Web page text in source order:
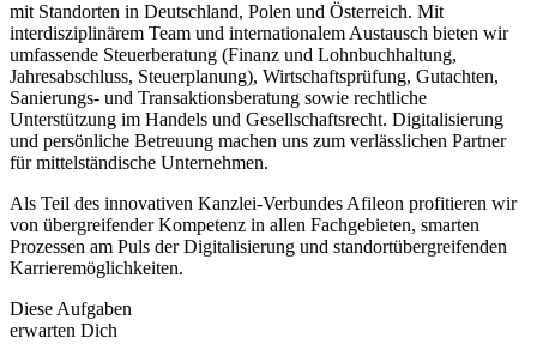
mit Standorten in Deutschland, Polen und Österreich. Mit
interdisziplinärem Team und internationalem Austausch bieten wir
umfassende Steuerberatung (Finanz und Lohnbuchhaltung,
Jahresabschluss, Steuerplanung), Wirtschaftsprüfung, Gutachten,
Sanierungs- und Transaktionsberatung sowie rechtliche
Unterstützung im Handels und Gesellschaftsrecht. Digitalisierung
und persönliche Betreuung machen uns zum verlässlichen Partner
für mittelständische Unternehmen.
Als Teil des innovativen Kanzlei-Verbundes Afileon profitieren wir
von übergreifender Kompetenz in allen Fachgebieten, smarten
Prozessen am Puls der Digitalisierung und standortübergreifenden
Karrieremöglichkeiten.
Diese Aufgaben
erwarten Dich